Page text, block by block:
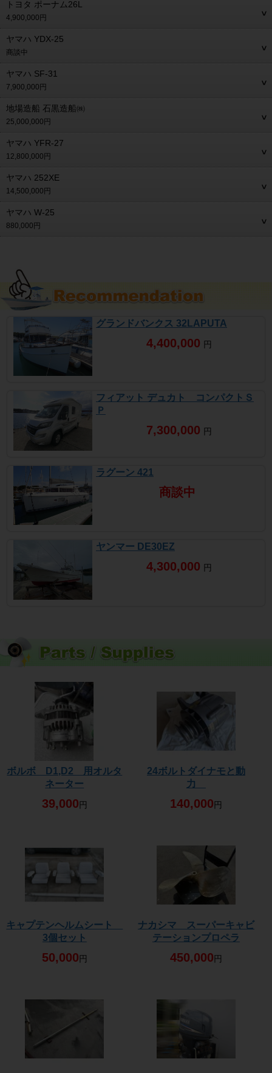
トヨタ ポーナム26L
4,900,000円
ヤマハ YDX-25
商談中
ヤマハ SF-31
7,900,000円
地場造船 石黒造船㈱
25,000,000円
ヤマハ YFR-27
12,800,000円
ヤマハ 252XE
14,500,000円
ヤマハ W-25
880,000円
グランドバンクス 32LAPUTA
4,400,000 円
フィアット デュカト コンパクトＳ
Ｐ
7,300,000 円
ラグーン 421
商談中
ヤンマー DE30EZ
4,300,000 円
ボルボ D1,D2 用オルタ
ネーター
39,000 円
24ボルトダイナモと動
力
140,000 円
キャプテンヘルムシート
3個セット
50,000 円
ナカシマ スーパーキャビ
テーションプロペラ
450,000 円